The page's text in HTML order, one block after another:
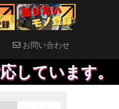
お問い合わせ